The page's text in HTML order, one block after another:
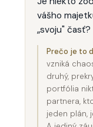
vášho
„svoju" časť?
Prečo je to
vzniká
druhý,
portfólia
partnera,
jeden plán,